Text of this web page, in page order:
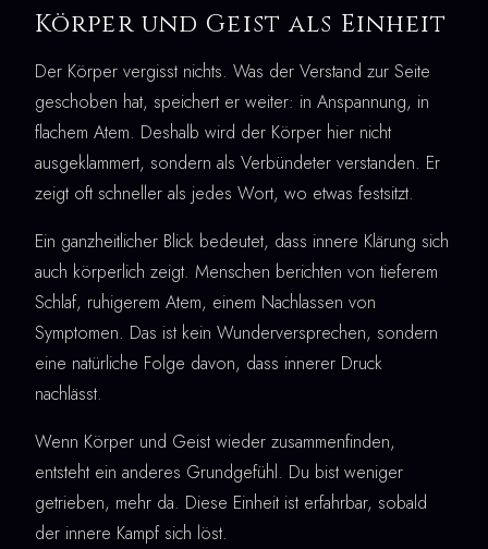
Körper und Geist als Einheit
Der Körper vergisst nichts. Was der Verstand zur Seite
geschoben hat, speichert er weiter: in Anspannung, in
flachem Atem. Deshalb wird der Körper hier nicht
ausgeklammert, sondern als Verbündeter verstanden. Er
zeigt oft schneller als jedes Wort, wo etwas festsitzt.
Ein ganzheitlicher Blick bedeutet, dass innere Klärung sich
auch körperlich zeigt. Menschen berichten von tieferem
Schlaf, ruhigerem Atem, einem Nachlassen von
Symptomen. Das ist kein Wunderversprechen, sondern
eine natürliche Folge davon, dass innerer Druck
nachlässt.
Wenn Körper und Geist wieder zusammenfinden,
entsteht ein anderes Grundgefühl. Du bist weniger
getrieben, mehr da. Diese Einheit ist erfahrbar, sobald
der innere Kampf sich löst.